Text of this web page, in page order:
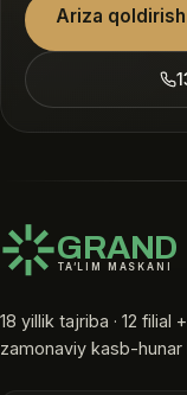
Ariza qoldirish
GRAND
TA’LIM MASKANI
18 yillik tajriba · 12
zamonaviy kasb-